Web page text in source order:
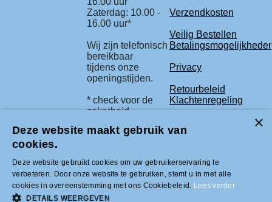
Zaterdag: 10.00 -
16.00 uur*
Verzendkosten
Veilig Bestellen
Wij zijn telefonisch
bereikbaar
tijdens onze
openingstijden.
Privacy
Retourbeleid
* check voor de
zekerheid
Klachtenregeling
agenda.
Tel +31 (0)33-2996333 |
info@modelbouwled.nl | BTW nummer
NL001954275B26 | KVK nummer
31043946 | IBAN nummer NL59INGB
Deze website maakt gebruik van
cookies.
Deze website gebruikt cookies om uw gebruikerservaring te
verbeteren. Door onze website te gebruiken, stemt u in met alle
cookies in overeenstemming met ons Cookiebeleid. Lees verder
DETAILS WEERGEVEN